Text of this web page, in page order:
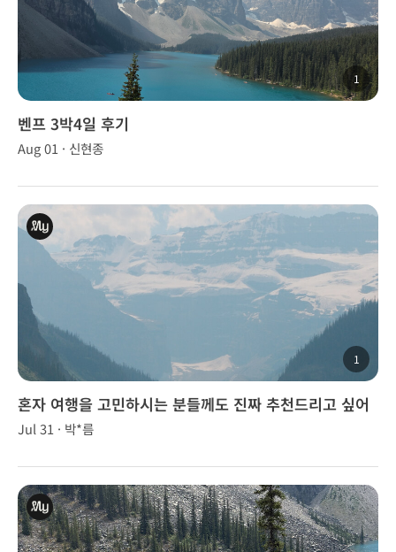
1
벤프 3박4일 후기
Aug 01 · 신현종
1
혼자 여행을 고민하시는 분들께도 진짜 추천드리고 싶어
요! 좋은 추억 만들어주셔서 감사합니다😊🌟
Jul 31 · 박*름